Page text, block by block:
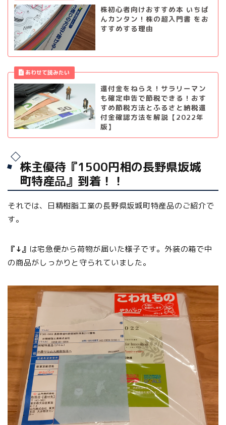
株初心者向けおすすめ本 いちば
んカンタン！株の超入門書 をお
すすめする理由
還付金をねらえ！サラリーマン
も確定申告で節税できる！おす
すめ節税方法とふるさと納税還
付金確認方法を解説【2022年
版】
株主優待『1500円相の長野県坂城
町特産品』到着！！
それでは、日精樹脂工業の長野県坂城町特産品のご紹介で
す。
『↓』 は宅急便から荷物が届いた様子です。外装の箱で中
の商品がしっかりと守られていました。